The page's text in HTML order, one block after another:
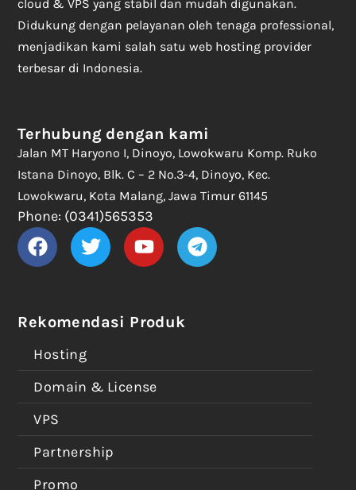
cloud & VPS yang stabil dan mudah digunakan.
Didukung dengan pelayanan oleh tenaga professional,
menjadikan kami salah satu web hosting provider
terbesar di Indonesia.
Rekomendasi Produk
Hosting
Domain & License
VPS
Partnership
Promo
Terhubung dengan kami
Jalan MT Haryono I, Dinoyo, Lowokwaru Komp. Ruko
Istana Dinoyo, Blk. C – 2 No.3-4, Dinoyo, Kec.
Lowokwaru, Kota Malang, Jawa Timur 61145
Phone: (0341)565353